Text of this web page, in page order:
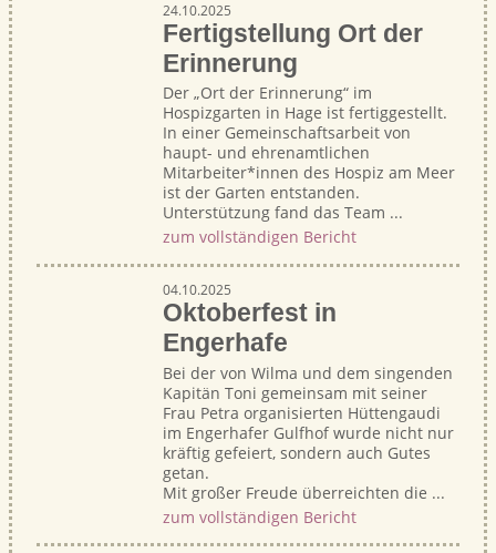
24.10.2025
Fertigstellung Ort der
Erinnerung
Der „Ort der Erinnerung“ im
Hospizgarten in Hage ist fertiggestellt.
In einer Gemeinschaftsarbeit von
haupt- und ehrenamtlichen
Mitarbeiter*innen des Hospiz am Meer
ist der Garten entstanden.
Unterstützung fand das Team ...
zum vollständigen Bericht
04.10.2025
Oktoberfest in
Engerhafe
Bei der von Wilma und dem singenden
Kapitän Toni gemeinsam mit seiner
Frau Petra organisierten Hüttengaudi
im Engerhafer Gulfhof wurde nicht nur
kräftig gefeiert, sondern auch Gutes
getan.
Mit großer Freude überreichten die ...
zum vollständigen Bericht